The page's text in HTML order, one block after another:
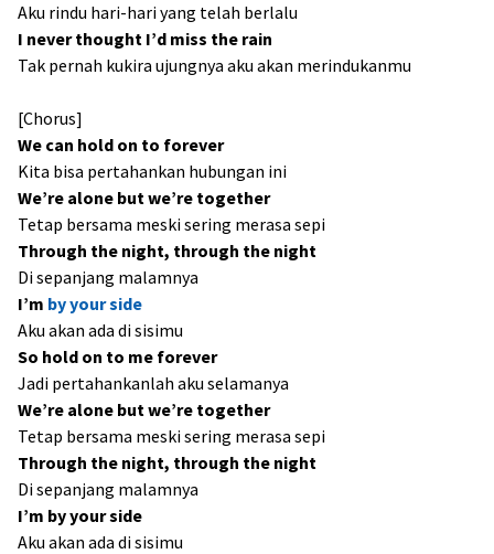
Aku rindu hari-hari yang telah berlalu
I never thought I’d miss the rain
Tak pernah kukira ujungnya aku akan merindukanmu
[Chorus]
We can hold on to forever
Kita bisa pertahankan hubungan ini
We’re alone but we’re together
Tetap bersama meski sering merasa sepi
Through the night, through the night
Di sepanjang malamnya
I’m by your side
Aku akan ada di sisimu
So hold on to me forever
Jadi pertahankanlah aku selamanya
We’re alone but we’re together
Tetap bersama meski sering merasa sepi
Through the night, through the night
Di sepanjang malamnya
I’m by your side
Aku akan ada di sisimu